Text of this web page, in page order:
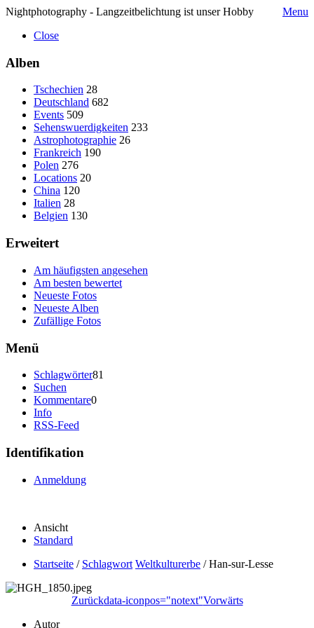
Nightphotography - Langzeitbelichtung ist unser Hobby
Menu
Close
Alben
Tschechien 28
Deutschland 682
Events 509
Sehenswuerdigkeiten 233
Astrophotographie 26
Frankreich 190
Polen 276
Locations 20
China 120
Italien 28
Belgien 130
Erweitert
Am häufigsten angesehen
Am besten bewertet
Neueste Fotos
Neueste Alben
Zufällige Fotos
Menü
Schlagwörter81
Suchen
Kommentare0
Info
RSS-Feed
Identifikation
Anmeldung
Ansicht
Standard
Startseite / Schlagwort Weltkulturerbe /Han-sur-Lesse
Zurückdata-iconpos="notext"Vorwärts
Autor